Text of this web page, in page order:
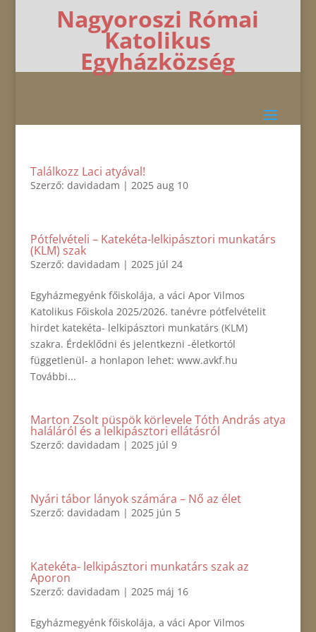
Nagyoroszi Római
Katolikus
Egyházközség
Találkozz Laci atyával!
Szerző: davidadam | 2025 aug 10
Pótfelvételi – Katekéta-lelkipásztori munkatárs
(KLM) szak
Szerző: davidadam | 2025 júl 24
Egyházmegyénk főiskolája, a váci Apor Vilmos
Katolikus Főiskola 2025/2026. tanévre pótfelvételit
hirdet katekéta- lelkipásztori munkatárs (KLM)
szakra. Érdeklődni és jelentkezni -életkortól
függetlenül- a honlapon lehet: www.avkf.hu
További...
Marton Zsolt püspök körlevele Tóth András atya
haláláról és a lelkipásztori ellátásról
Szerző: davidadam | 2025 júl 9
Nyári tábor lányok számára – Nő az élet
Szerző: davidadam | 2025 jún 5
Katekéta- lelkipásztori munkatárs szak az
Aporon
Szerző: davidadam | 2025 máj 16
Egyházmegyénk főiskolája, a váci Apor Vilmos